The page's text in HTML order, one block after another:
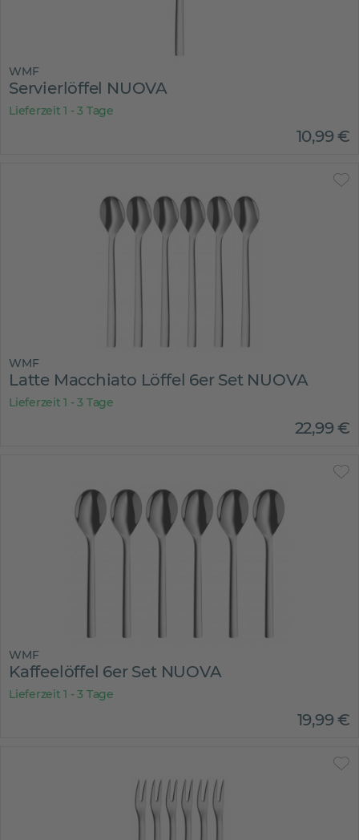
WMF
Servierlöffel NUOVA
Lieferzeit 1 - 3 Tage
10,99€
WMF
Latte Macchiato Löffel 6er Set NUOVA
Lieferzeit 1 - 3 Tage
22,99€
WMF
Kaffeelöffel 6er Set NUOVA
Lieferzeit 1 - 3 Tage
19,99€